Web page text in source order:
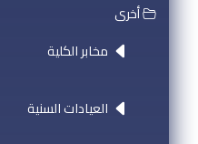
أخرى
مخابر الكلية
العيادات السنية